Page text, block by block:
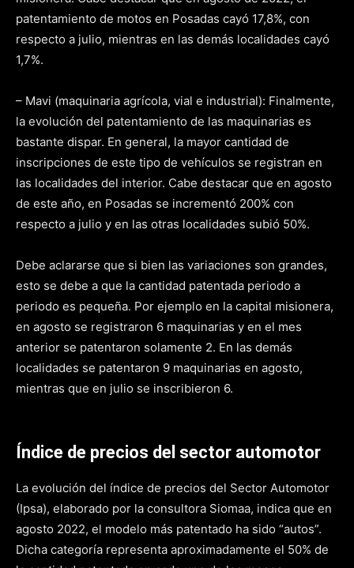
patentamiento de motos en Posadas cayó 17,8%, con
respecto a julio, mientras en las demás localidades cayó
1,7%.
– Mavi (maquinaria agrícola, vial e industrial): Finalmente,
la evolución del patentamiento de las maquinarias es
bastante dispar. En general, la mayor cantidad de
inscripciones de este tipo de vehículos se registran en
las localidades del interior. Cabe destacar que en agosto
de este año, en Posadas se incrementó 200% con
respecto a julio y en las otras localidades subió 50%.
Debe aclararse que si bien las variaciones son grandes,
esto se debe a que la cantidad patentada periodo a
periodo es pequeña. Por ejemplo en la capital misionera,
en agosto se registraron 6 maquinarias y en el mes
anterior se patentaron solamente 2. En las demás
localidades se patentaron 9 maquinarias en agosto,
mientras que en julio se inscribieron 6.
Índice de precios del sector automotor
La evolución del índice de precios del Sector Automotor
(Ipsa), elaborado por la consultora Siomaa, indica que en
agosto 2022, el modelo más patentado ha sido “autos”.
Dicha categoría representa aproximadamente el 50% de